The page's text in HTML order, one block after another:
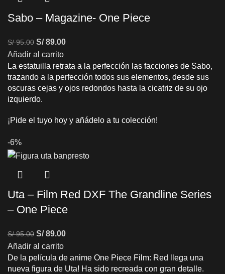
Sabo – Magazine- One Piece
S/95.00 S/89.00
Añadir al carrito
La estatuilla retrata a la perfección las facciones de Sabo,
trazando a la perfección todos sus elementos, desde sus
oscuras cejas y ojos redondos hasta la cicatriz de su ojo
izquierdo.
¡Pide el tuyo hoy y añádelo a tu colección!
-6%
Uta – Film Red DXF The Grandline Series
– One Piece
S/95.00 S/89.00
Añadir al carrito
De la película de anime One Piece Film: Red llega una
nueva figura de Uta! Ha sido recreada con gran detalle.